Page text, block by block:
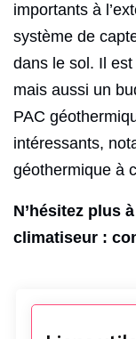
importants à
système de
dans le sol. Il
mais aussi un
PAC
intéressants,
géothermique à
N’hésitez plus
climatiseur :